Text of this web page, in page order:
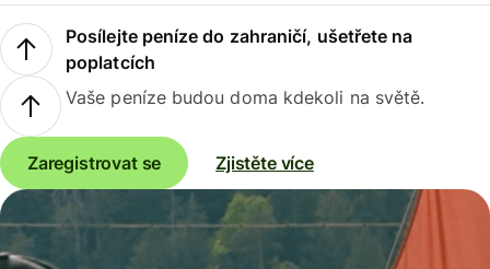
Posílejte peníze do zahraničí, ušetřete na
poplatcích
Vaše peníze budou doma kdekoli na světě.
Zaregistrovat se Zjistěte více